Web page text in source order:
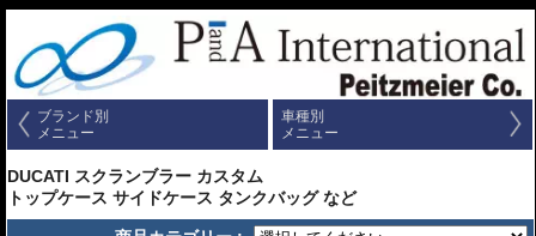
ブランド別
メニュー
車種別
メニュー
DUCATI スクランブラー カスタム
トップケース サイドケース タンクバッグ など